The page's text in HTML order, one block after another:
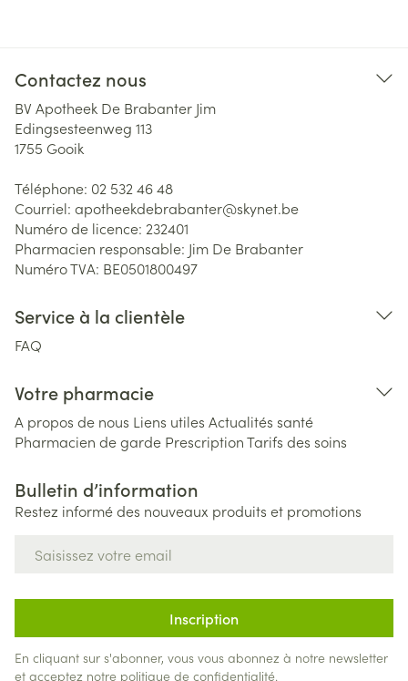
Contactez nous
BV Apotheek De Brabanter Jim
Edingsesteenweg 113
1755 Gooik
Téléphone: 02 532 46 48
Courriel: apotheekdebrabanter@skynet.be
Numéro de licence: 232401
Pharmacien responsable: Jim De Brabanter
Numéro TVA: BE0501800497
Service à la clientèle
FAQ
Votre pharmacie
A propos de nous Liens utiles Actualités santé
Pharmacien de garde PrescriptionTarifs des soins
Bulletin d’information
Restez informé des nouveaux produits et promotions
Inscription
En cliquant sur s'abonner, vous vous abonnez à notre newsletter
et acceptez notre politique de confidentialité.